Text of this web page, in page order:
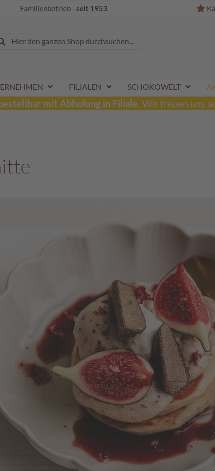
Familienbetrieb -seit 1953
Hier den ganzen Shop durchsuchen...
Suche
FILIALEN SCHOKOWELT
mit Abholung in Filiale. Wir freuen uns